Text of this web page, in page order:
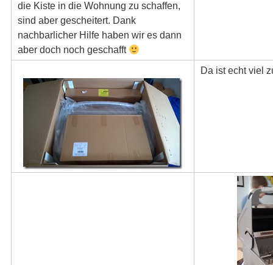
die Kiste in die Wohnung zu schaffen,
sind aber gescheitert. Dank
nachbarlicher Hilfe haben wir es dann
aber doch noch geschafft
Da ist echt viel